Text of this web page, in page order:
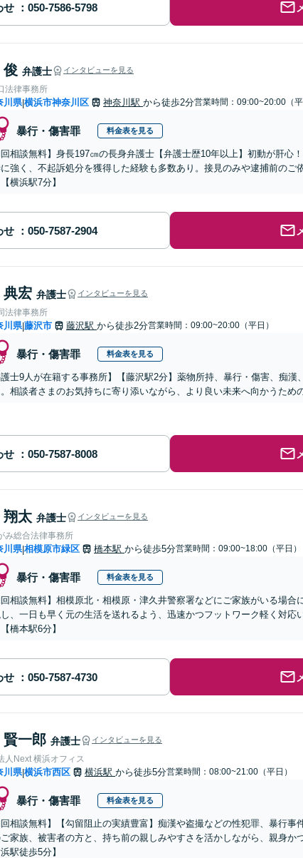
せ
俊 弁護士 インタビューを見る
法律事務所
川県|横浜市神奈川区 神奈川駅 から徒歩2分営業時間：09:00~20:00（平
暴行・傷害罪 料金表を見る
回相談無料】身長197㎝の長身弁護士【弁護士歴10年以上】初動が肝心
強く、不起訴処分を獲得した経験も多数あり。接見のみや逮捕前のご
横浜駅7分】
せ
典宏 弁護士 インタビューを見る
法律事務所
川県|藤沢市 藤沢駅 から徒歩2分営業時間：09:00~20:00（平日）
暴行・傷害罪 料金表を見る
護士9人が在籍する事務所】【藤沢駅2分】薬物所持、暴行・傷害、痴
相談者さまのお気持ちに寄り添いながら、より良い未来へ向かうため
せ
翔太 弁護士 インタビューを見る
み総合法律事務所
川県|相模原市緑区 橋本駅 から徒歩5分営業時間：09:00~18:00（平日）
暴行・傷害罪 料金表を見る
回相談無料】相模原北・相模原・津久井警察署などにご家族がいる場
、一日も早く元の生活を送れるよう、迅速かつフットワーク軽く対応
橋本駅6分】
せ
賢一郎 弁護士 インタビューを見る
人Next 横浜オフィス
川県|横浜市西区 横浜駅 から徒歩5分営業時間：08:00~21:00（平日）
暴行・傷害罪 料金表を見る
回相談無料】【勾留阻止の実績豊富】痴漢や盗撮などの性犯罪、暴行
家族、被害者の方と、持ち前の親しみやすさを活かしながら、親身か
浜駅徒歩5分】